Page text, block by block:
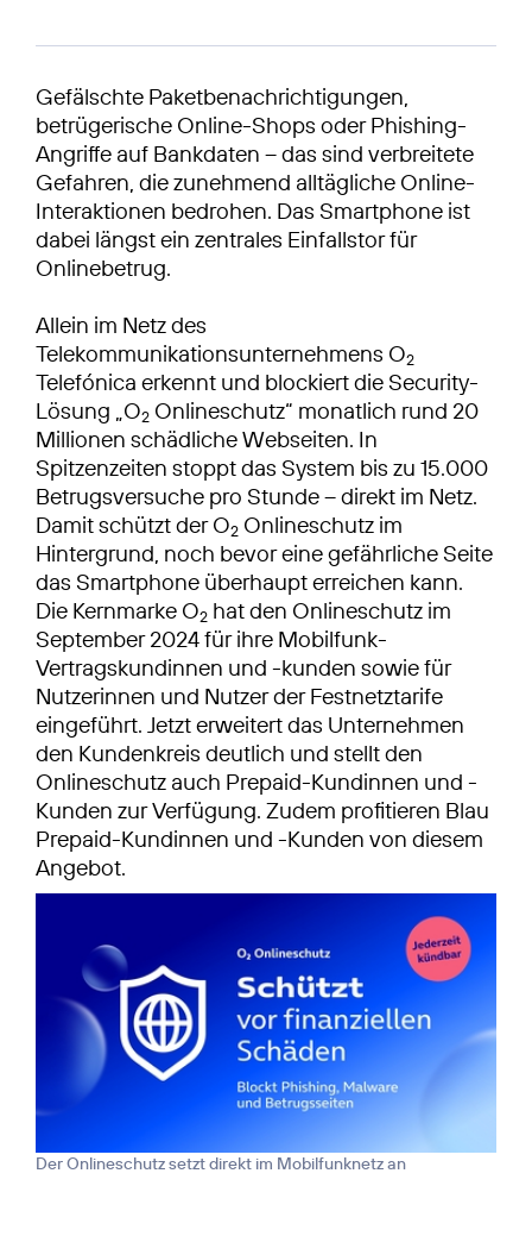
Gefälschte Paketbenachrichtigungen,
betrügerische Online-Shops oder Phishing-
Angriffe auf Bankdaten – das sind verbreitete
Gefahren, die zunehmend alltägliche Online-
Interaktionen bedrohen. Das Smartphone ist
dabei längst ein zentrales Einfallstor für
Onlinebetrug.
Allein im Netz des
Telekommunikationsunternehmens O2
Telefónica erkennt und blockiert die Security-
Lösung „O2 Onlineschutz“ monatlich rund 20
Millionen schädliche Webseiten. In
Spitzenzeiten stoppt das System bis zu 15.000
Betrugsversuche pro Stunde – direkt im Netz.
Damit schützt der O2 Onlineschutz im
Hintergrund, noch bevor eine gefährliche Seite
das Smart­phone überhaupt erreichen kann.
Die Kernmarke O2 hat den Onlineschutz im
September 2024 für ihre Mobilfunk-
Vertragskundinnen und -kunden sowie für
Nutzerinnen und Nutzer der Festnetztarife
eingeführt. Jetzt erweitert das Unternehmen
den Kundenkreis deutlich und stellt den
Onlineschutz auch Prepaid-Kundinnen und -
Kunden zur Verfügung. Zudem profitieren Blau
Prepaid-Kundinnen und -Kunden von diesem
Angebot.
Der Onlineschutz setzt direkt im Mobilfunknetz an